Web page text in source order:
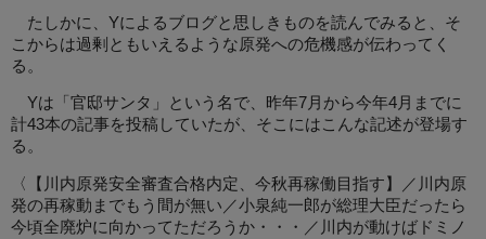
たしかに、Yによるブログと思しきものを読んでみると、そ
こからは過剰ともいえるような原発への危機感が伝わってく
る。
Yは「官邸サンタ」という名で、昨年7月から今年4月までに
計43本の記事を投稿していたが、そこにはこんな記述が登場す
る。
〈【川内原発安全審査合格内定、今秋再稼働目指す】／川内原
発の再稼動までもう間が無い／小泉純一郎が総理大臣だったら
今頃全廃炉に向かってただろうか・・・／川内が動けばドミノ